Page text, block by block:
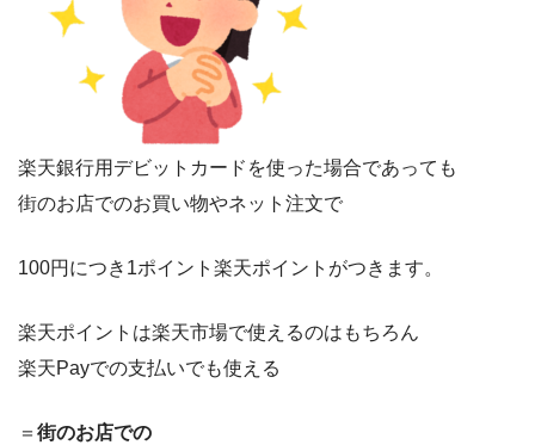
楽天銀行用デビットカードを使った場合であっても
街のお店でのお買い物やネット注文で
100円につき1ポイント楽天ポイントがつきます。
楽天ポイントは楽天市場で使えるのはもちろん
楽天Payでの支払いでも使える
＝ 街のお店での